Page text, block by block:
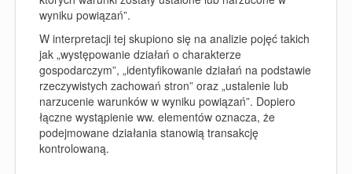
wyniku powiązań”.
W interpretacji tej skupiono się na analizie pojęć takich
jak „występowanie działań o charakterze
gospodarczym”, „identyfikowanie działań na podstawie
rzeczywistych zachowań stron” oraz „ustalenie lub
narzucenie warunków w wyniku powiązań”. Dopiero
łączne wystąpienie ww. elementów oznacza, że
podejmowane działania stanowią transakcję
kontrolowaną.